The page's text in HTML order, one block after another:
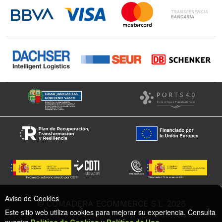
Instagram
Facebook
© COMADERA ECOMMERCE S.L. 2026
Aviso de Cookies
Este sitio web utiliza cookies para mejorar su experiencia. Consulta